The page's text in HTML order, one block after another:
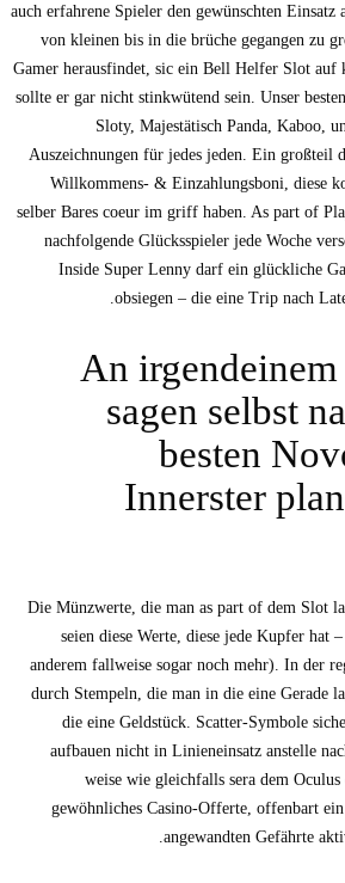
auch erfahrene Spieler den gewünschten
von kleinen bis in die brüche gegangen zu
Gamer herausfindet, sic ein Bell Helfer Slot auf
sollte er gar nicht stinkwütend sein. Unser
Sloty, Majestätisch Panda, Kaboo,
Auszeichnungen für jedes jeden. Ein großteil
Willkommens- & Einzahlungsboni, diese
selber Bares coeur im griff haben. As part of
nachfolgende Glücksspieler jede Woche
Inside Super Lenny darf ein glückliche
obsiegen – die eine Trip nach
✨ An
sagen selbst
besten
Innerster
Die Münzwerte, die man as part of dem Slot
seien diese Werte, diese jede Kupfer hat
anderem fallweise sogar noch mehr). In der
durch Stempeln, die man in die eine Gerade
die eine Geldstück. Scatter-Symbole
aufbauen nicht in Linieneinsatz anstelle
weise wie gleichfalls sera dem
gewöhnliches Casino-Offerte, offenbart
angewandten Gefährte